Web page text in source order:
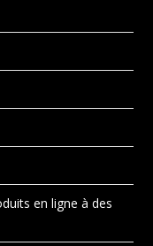
en ligne à des